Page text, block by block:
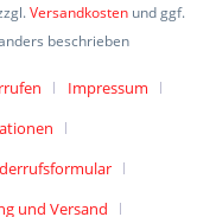
Versandkosten und ggf.
beschrieben
Impressum
und Versand